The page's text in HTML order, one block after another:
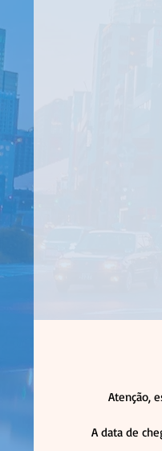
Atenção,
A data de